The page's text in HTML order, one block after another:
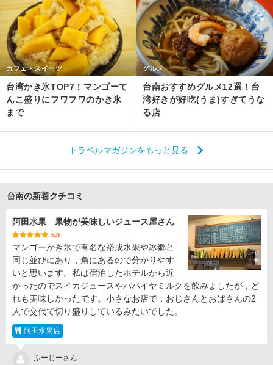
カフェ・スイーツ
台湾かき氷TOP7！マンゴーて
んこ盛りにフワフワのかき氷
まで
グルメ
台南おすすめグルメ12選！台
湾好きが好吃(うま)すぎてうな
る店
トラベルマガジンをもっと見る
台南の新着クチコミ
阿田水果 果物が美味しいジュース屋さん
5.0
マンゴーかき氷で有名な裕成水果や冰郷と
同じ並びにあり，角にあるので分かりやす
いと思います。私は宿泊したホテルから近
かったのでスイカジュースやパパイヤミルクを飲みましたが，ど
れも美味しかったです。小さなお店で，おじさんとおばさんの2
人で交代で切り盛りしているみたいでした。
阿田水果店
ふーじーさん